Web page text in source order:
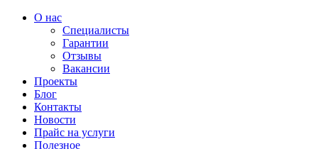
О нас
Специалисты
Гарантии
Отзывы
Вакансии
Проекты
Блог
Контакты
Новости
Прайс на услуги
Полезное